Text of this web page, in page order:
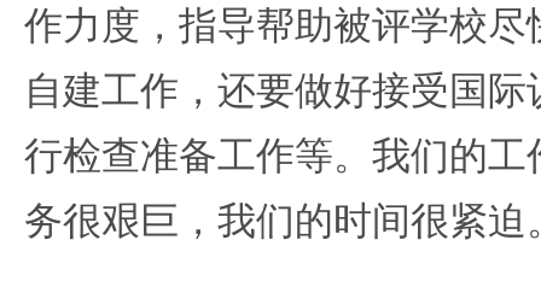
作力度，指导帮助被评学校
自建工作，还要做好接受国
行检查准备工作等。我们的
务很艰巨，我们的时间很紧迫